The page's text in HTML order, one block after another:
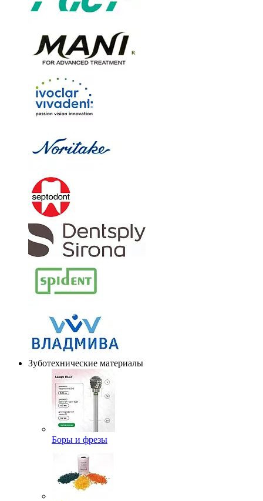
Зуботехнические материалы
Боры и фрезы